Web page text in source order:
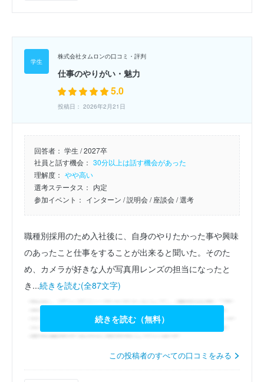
株式会社タムロンの口コミ・評判
仕事のやりがい・魅力
5.0
投稿日： 2026年2月21日
回答者： 学生 / 2027卒
社員と話す機会： 30分以上は話す機会があった
理解度： やや高い
選考ステータス： 内定
参加イベント： インターン / 説明会/ 座談会/ 選考
職種別採用のため入社後に、自身のやりたかった事や興味
のあったこと仕事をすることが出来ると聞いた。そのた
め、カメラが好きな人が写真用レンズの担当になったと
き...続きを読む(全87文字)
続きを読む（無料）
この投稿者のすべての口コミをみる